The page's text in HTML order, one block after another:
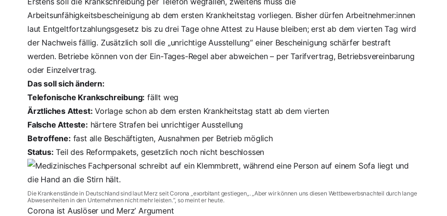
Arbeitsunfähigkeitsbescheinigung ab dem ersten Krankheitstag vorliegen. Bisher dürfen Arbeitnehmer:innen
laut Entgeltfortzahlungsgesetz bis zu drei Tage ohne Attest zu Hause bleiben; erst ab dem vierten Tag wird
der Nachweis fällig. Zusätzlich soll die „unrichtige Ausstellung“ einer Bescheinigung schärfer bestraft
werden. Betriebe können von der Ein-Tages-Regel aber abweichen – per Tarifvertrag, Betriebsvereinbarung
oder Einzelvertrag.
Das soll sich ändern:
Telefonische Krankschreibung: fällt weg
Ärztliches Attest: Vorlage schon ab dem ersten Krankheitstag statt ab dem vierten
Falsche Atteste: härtere Strafen bei unrichtiger Ausstellung
Betroffene: fast alle Beschäftigten, Ausnahmen per Betrieb möglich
Status: Teil des Reformpakets, gesetzlich noch nicht beschlossen
Die Krankenstände in Deutschland sind laut Merz seit Corona „exorbitant gestiegen„. „Aber wir können uns diesen Wettbewerbsnachteil durch lange
Abwesenheiten in den Unternehmen nicht mehr leisten.“, so meint er heute.
Corona ist Auslöser und Merz’ Argument